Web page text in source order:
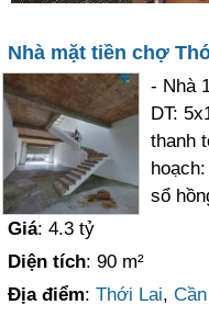
Nhà mặt tiền chợ
- Nhà
DT:
thanh
sổ
Giá: 4.3 tỷ
Diện tích: 90 m²
Địa điểm:Thới Lai,